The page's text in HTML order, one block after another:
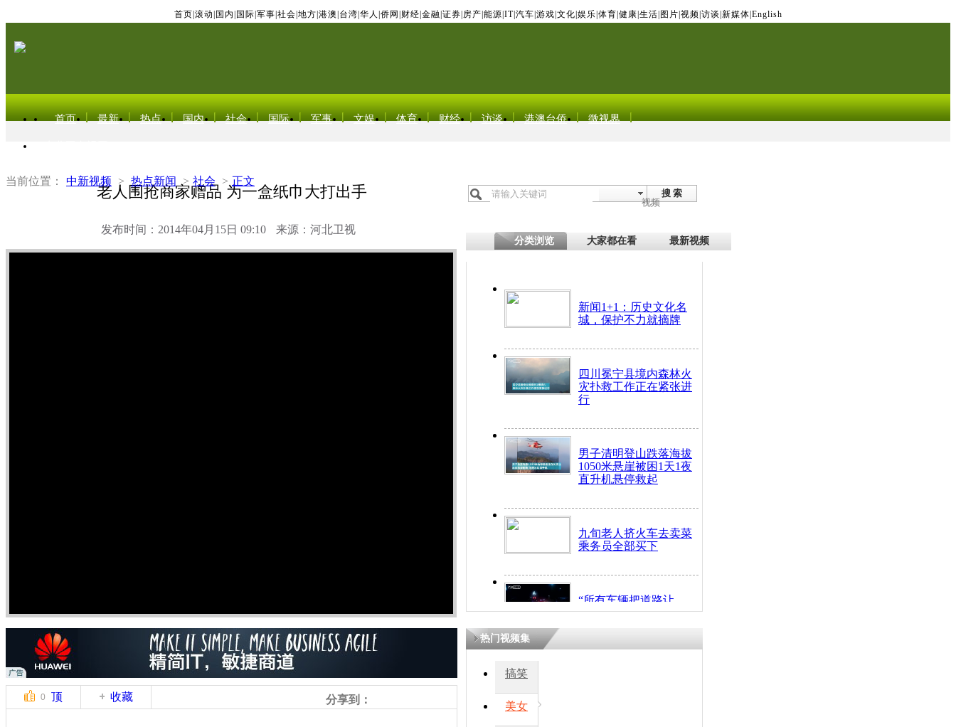
首页 滚动 国内 国际 军事 社会 地方 港澳 台湾 华人 侨网 财经 金融 证券 房产 能源 IT| 汽车 游戏 文化 娱乐 体育 健康 生活 图片 视频 访谈 新媒体 English
首页 最新 热点 国内 社会 国际 军事 文娱 体育 财经 访谈 港澳台侨 微视界
当前位置： 中新视频 > 热点新闻 > 社会 > 正文
老人围抢商家赠品 为一盒纸巾大打出手
发布时间：2014年04月15日 09:10 来源：河北卫视
搜 索
视频
分类浏览 大家都在看 最新视频
新闻1+1：历史文化名
城，保护不力就摘牌
四川冕宁县境内森林火
灾扑救工作正在紧张进
行
男子清明登山跌落海拔
1050米悬崖被困1天1夜
直升机悬停救起
九旬老人挤火车去卖菜
乘务员全部买下
“所有车辆把道路让
开！”儿童突发疾病交
0 顶 收藏 分享到：
热门视频集
搞笑
美女